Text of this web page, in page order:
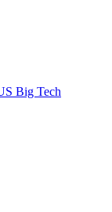
Big Tech